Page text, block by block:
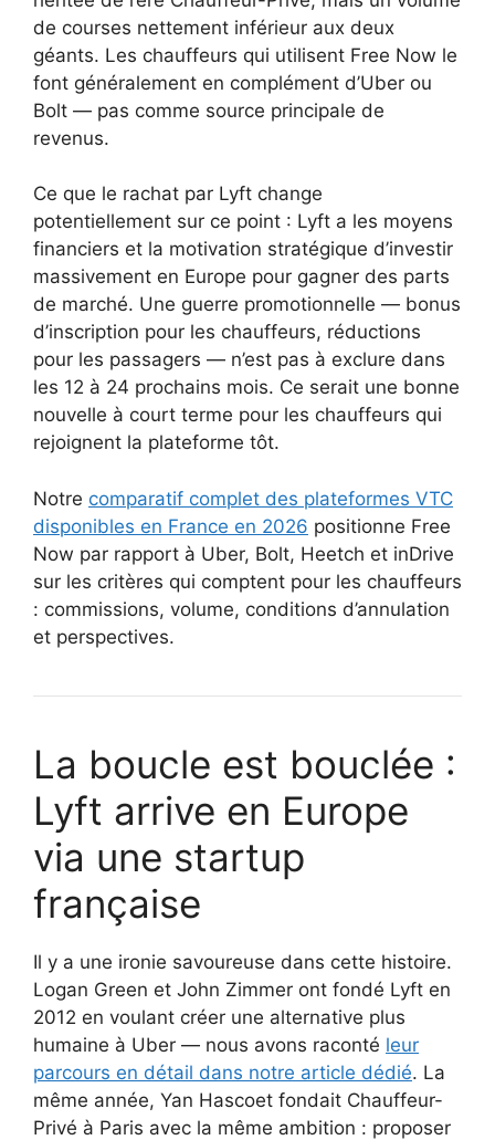
de courses nettement inférieur aux deux
géants. Les chauffeurs qui utilisent Free Now le
font généralement en complément d’Uber ou
Bolt — pas comme source principale de
revenus.
Ce que le rachat par Lyft change
potentiellement sur ce point : Lyft a les moyens
financiers et la motivation stratégique d’investir
massivement en Europe pour gagner des parts
de marché. Une guerre promotionnelle — bonus
d’inscription pour les chauffeurs, réductions
pour les passagers — n’est pas à exclure dans
les 12 à 24 prochains mois. Ce serait une bonne
nouvelle à court terme pour les chauffeurs qui
rejoignent la plateforme tôt.
Notre comparatif complet des plateformes VTC
disponibles en France en 2026 positionne Free
Now par rapport à Uber, Bolt, Heetch et inDrive
sur les critères qui comptent pour les chauffeurs
: commissions, volume, conditions d’annulation
et perspectives.
La boucle est bouclée :
Lyft arrive en Europe
via une startup
française
Il y a une ironie savoureuse dans cette histoire.
Logan Green et John Zimmer ont fondé Lyft en
2012 en voulant créer une alternative plus
humaine à Uber — nous avons raconté leur
parcours en détail dans notre article dédié. La
même année, Yan Hascoet fondait Chauffeur-
Privé à Paris avec la même ambition : proposer